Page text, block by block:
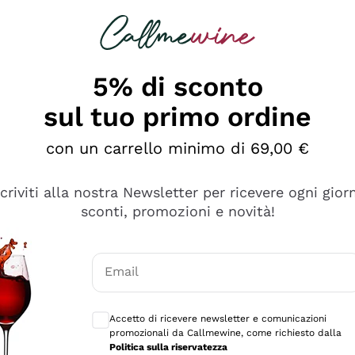
diversi e con un ampio range di prezzo. Le
5% di sconto
sul tuo primo ordine
con un carrello minimo di 69,00 €
alla nostra Newsletter per ricevere ogni
sconti, promozioni e novità!
Email
Accetto di ricevere newsletter e comunicazioni
promozionali da Callmewine, come richiesto dalla
Politica sulla riservatezza